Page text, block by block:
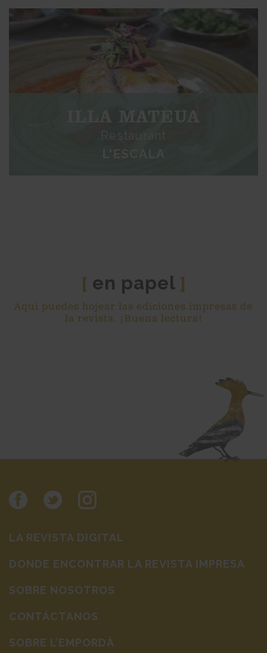
ILLA MATEUA
Restaurant
[ en papel ]
Aquí puedes hojear las ediciones impresas de
la revista. ¡Buena lectura!
LA REVISTA DIGITAL
DONDE ENCONTRAR LA REVISTA IMPRESA
SOBRE NOSOTROS
CONTÁCTANOS
SOBRE L’EMPORDÀ